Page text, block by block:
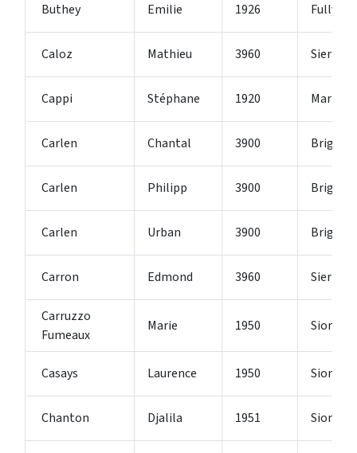
Buthey Emilie 1926 Fully
Caloz Mathieu 3960 Sierre
Cappi Stéphane 1920
Carlen Chantal 3900 Brig-
Carlen Philipp 3900 Brig-
Carlen Urban 3900 Brig-
Carron Edmond 3960 Sierre
Carruzzo
Fumeaux
Marie 1950 Sion 2
Casays Laurence 1950 Sion 2
Chanton Djalila 1951 Sion